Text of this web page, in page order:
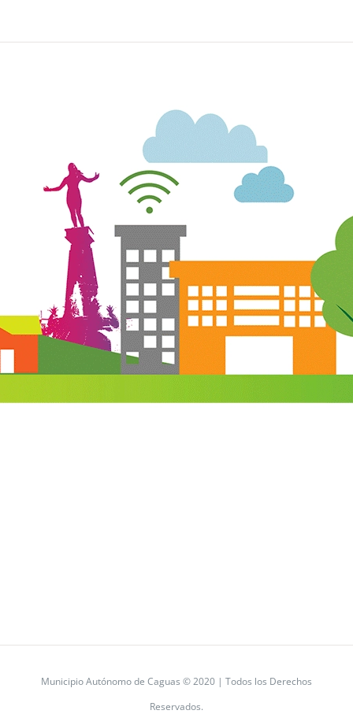
Municipio Autónomo de Caguas © 2020 | Todos los Derechos
Reservados.